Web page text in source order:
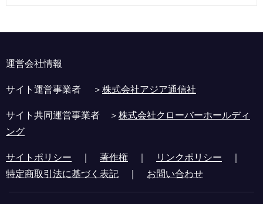
運営会社情報
サイト運営事業者 ＞株式会社アジア通信社
サイト共同運営事業者 ＞株式会社クローバーホールディ
ング
サイトポリシー ｜ 著作権 ｜ リンクポリシー ｜
特定商取引法に基づく表記 ｜ お問い合わせ